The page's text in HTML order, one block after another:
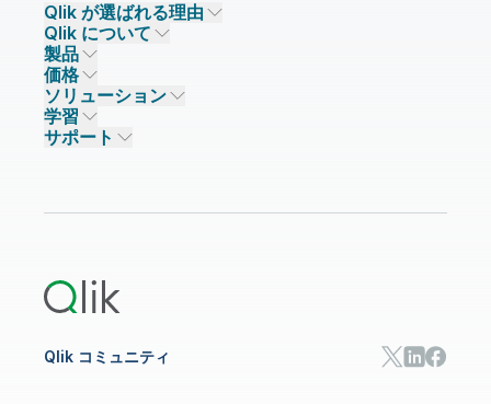
Qlik が選ばれる理由
Qlik が選ばれる理由
信頼とセキュリティ
信頼とプライバシー
信頼と AI
主なテクノロジーパートナー
データソースとターゲット
Qlik について
企業情報
採用情報
ニュースルーム
事業所 / 連絡先
製品
データ統合とデータ品質
Qlik Talend
Qlik Talend Cloud
Talend Data Fabric
価格
データ統合
データ分析
AI / 機械学習
ソリューション
ソリューションパートナー
パートナー検索
学習
イベント
サポート
Qlik コミュニティ